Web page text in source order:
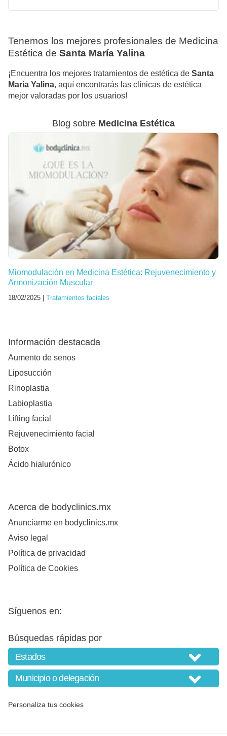
Tenemos los mejores profesionales de Medicina
Estética de Santa María Yalina
¡Encuentra los mejores tratamientos de estética de Santa
María Yalina, aquí encontrarás las clínicas de estética
mejor valoradas por los usuarios!
Blog sobre Medicina Estética
Miomodulación en Medicina Estética: Rejuvenecimiento y
Armonización Muscular
18/02/2025 | Tratamientos faciales
Información destacada
Aumento de senos
Liposucción
Rinoplastia
Labioplastia
Lifting facial
Rejuvenecimiento facial
Botox
Ácido hialurónico
Acerca de bodyclinics.mx
Anunciarme en bodyclinics.mx
Aviso legal
Política de privacidad
Política de Cookies
Síguenos en:
Búsquedas rápidas por
Personaliza tus cookies